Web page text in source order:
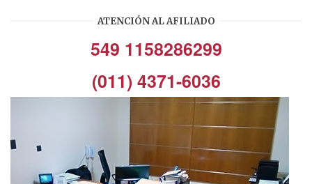
ATENCIÓN AL AFILIADO
549 1158286299
(011) 4371-6036